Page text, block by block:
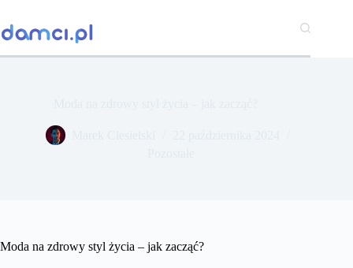
treści
Moda na zdrowy styl życia – jak zacząć?